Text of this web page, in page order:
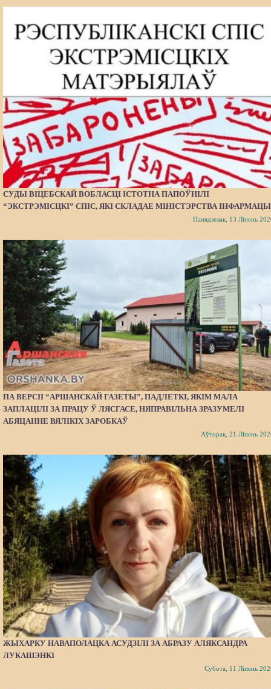
СУДЫ ВІЦЕБСКАЙ ВОБЛАСЦІ ІСТОТНА ПАПОЎНІЛІ
“ЭКСТРЭМІСЦКІ” СПІС, ЯКІ СКЛАДАЕ МІНІСТЭРСТВА
Панядзелак, 13 Ліпень
ПА ВЕРСІІ “АРШАНСКАЙ ГАЗЕТЫ”, ПАДЛЕТКІ, ЯКІМ МАЛА
ЗАПЛАЦІЛІ ЗА ПРАЦУ Ў ЛЯСГАСЕ, НЯПРАВІЛЬНА ЗРАЗУМЕЛІ
АБЯЦАННЕ ВЯЛІКІХ ЗАРОБКАЎ
Аўторак, 21 Ліпень
ЖЫХАРКУ НАВАПОЛАЦКА АСУДЗІЛІ ЗА АБРАЗУ АЛЯКСАНДРА
ЛУКАШЭНКІ
Субота, 11 Ліпень